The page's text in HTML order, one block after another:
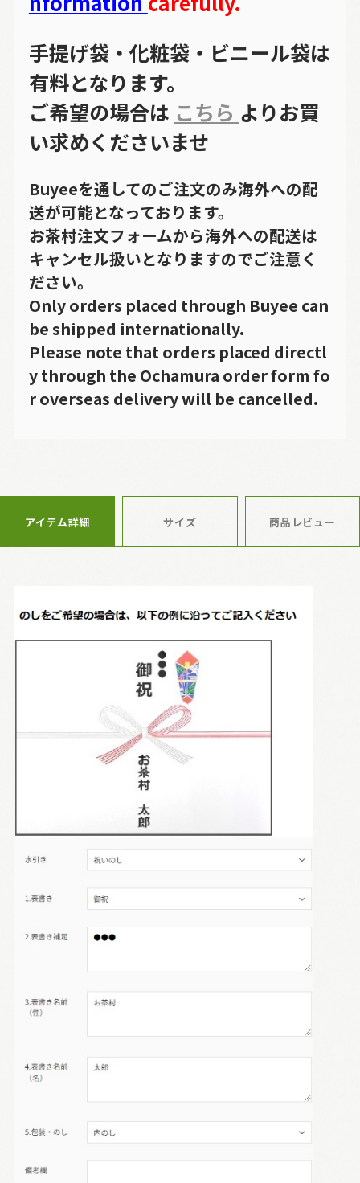
手提げ袋・化粧袋・ビニール袋は
有料となります。
ご希望の場合は こちら よりお買
い求めくださいませ
Buyeeを通してのご注文のみ海外への配
送が可能となっております。
お茶村注文フォームから海外への配送は
キャンセル扱いとなりますのでご注意く
ださい。
Only orders placed through Buyee can
be shipped internationally.
Please note that orders placed directl
y through the Ochamura order form fo
r overseas delivery will be cancelled.
アイテム詳細 サイズ 商品レビュー